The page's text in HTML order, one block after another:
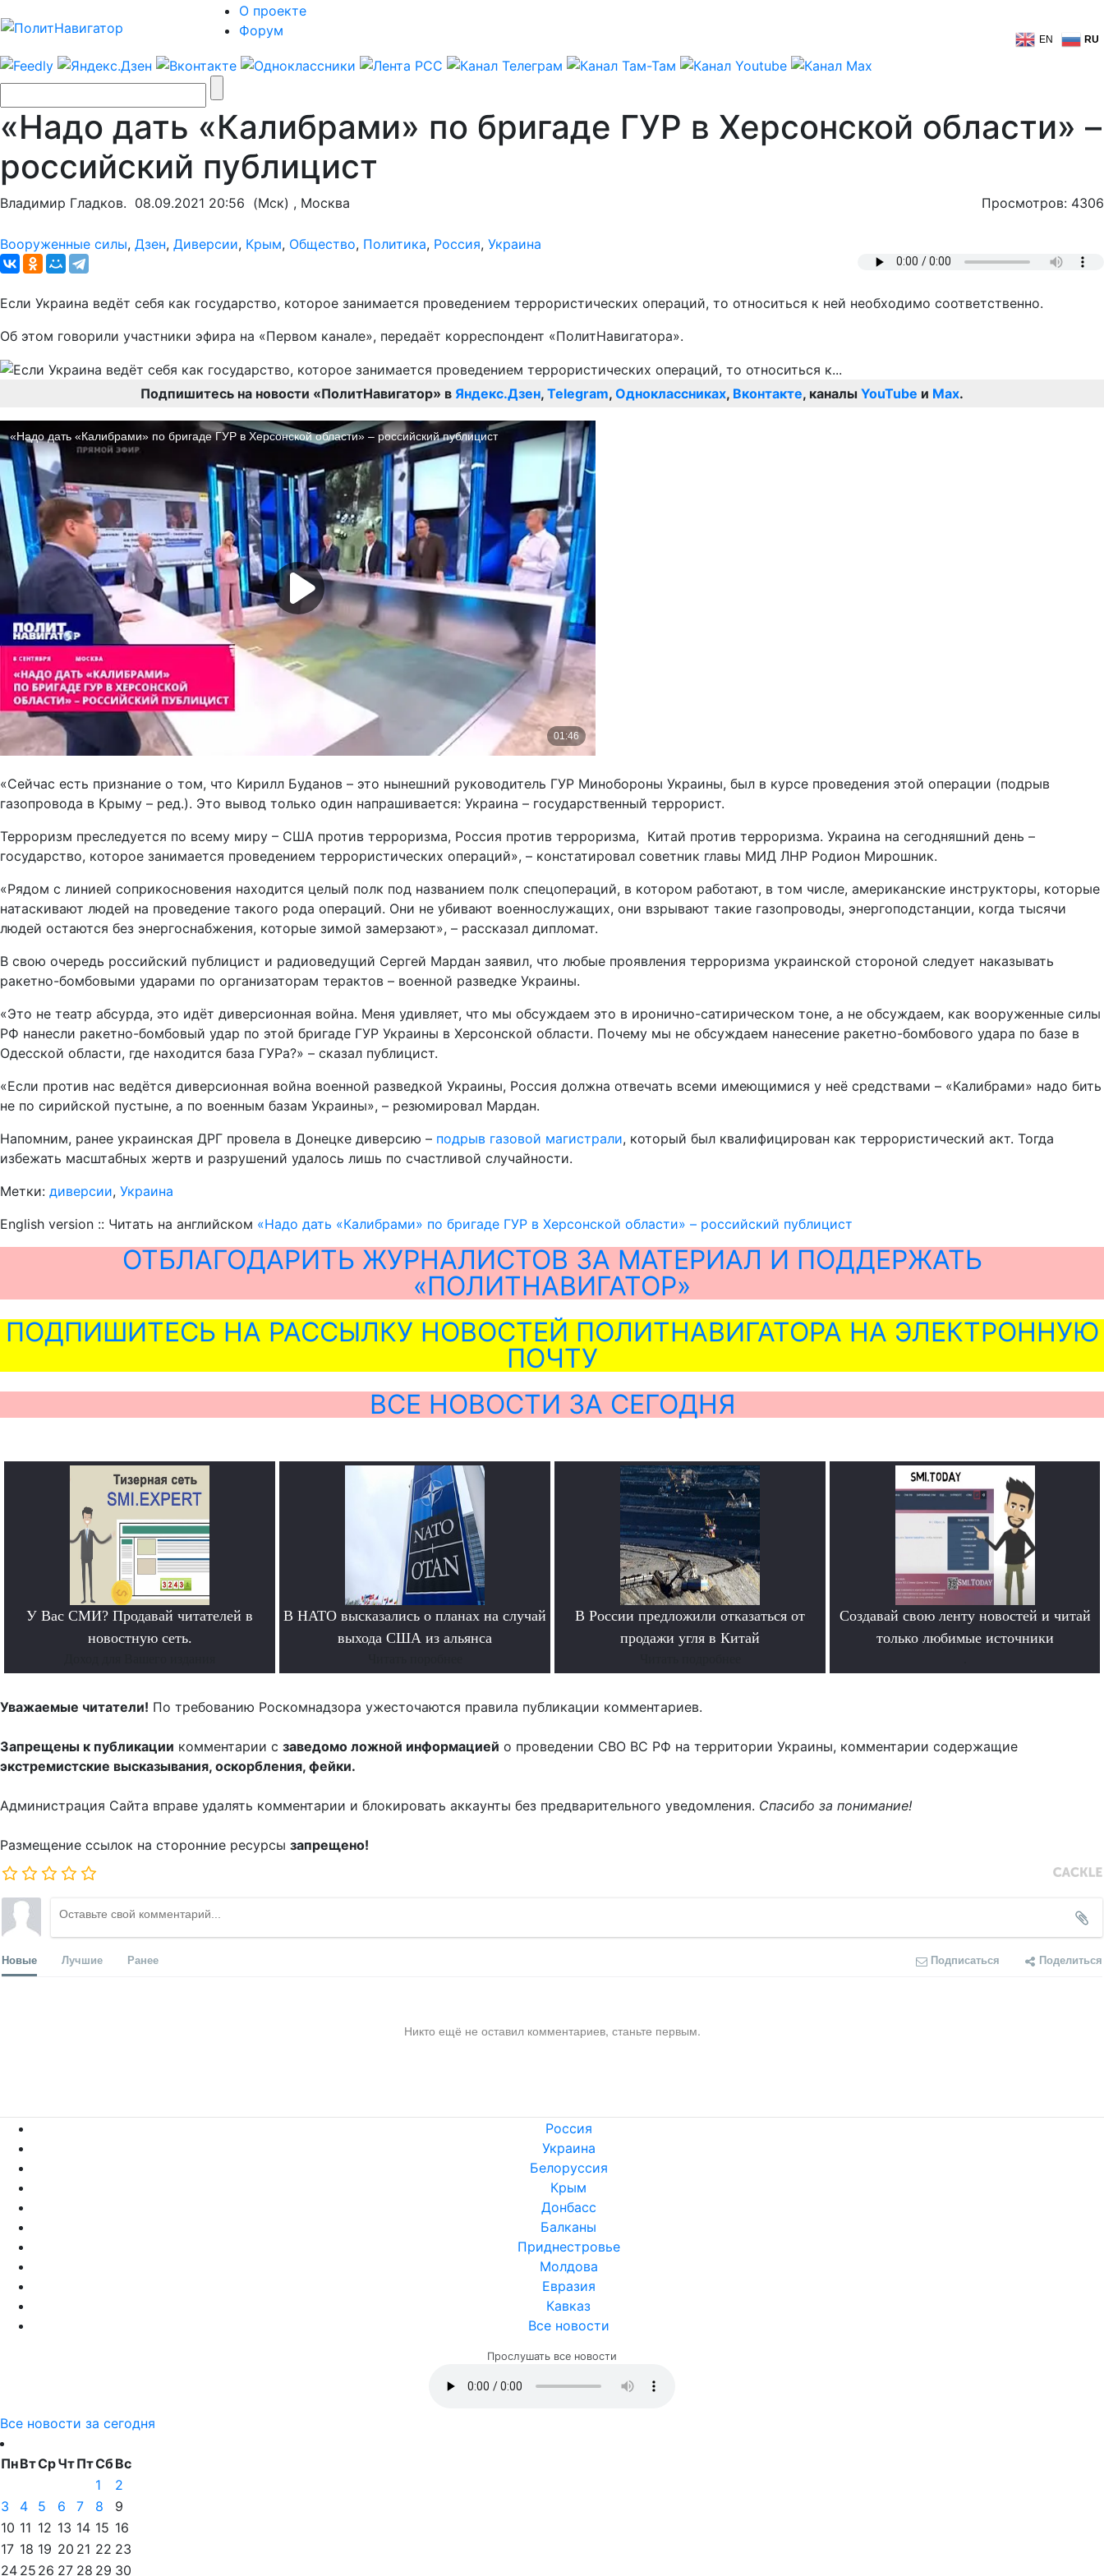
О проекте
Форум
EN RU
«Надо дать «Калибрами» по бригаде ГУР в Херсонской области» –
российский публицист
Владимир Гладков. 08.09.2021 20:56 (Мск) , Москва Просмотров: 4306
Вооруженные силы, Дзен, Диверсии, Крым, Общество, Политика, Россия, Украина
Если Украина ведёт себя как государство, которое занимается проведением террористических операций, то относиться к ней необходимо соответственно.
Об этом говорили участники эфира на «Первом канале», передаёт корреспондент «ПолитНавигатора».
Подпишитесь на новости «ПолитНавигатор» в Яндекс.Дзен, Telegram, Одноклассниках, Вконтакте, каналы YouTube и Max.
«Сейчас есть признание о том, что Кирилл Буданов – это нынешний руководитель ГУР Минобороны Украины, был в курсе проведения этой операции (подрыв
газопровода в Крыму – ред.). Это вывод только один напрашивается: Украина – государственный террорист.
Терроризм преследуется по всему миру – США против терроризма, Россия против терроризма, Китай против терроризма. Украина на сегодняшний день –
государство, которое занимается проведением террористических операций», – констатировал советник главы МИД ЛНР Родион Мирошник.
«Рядом с линией соприкосновения находится целый полк под названием полк спецопераций, в котором работают, в том числе, американские инструкторы, которые
натаскивают людей на проведение такого рода операций. Они не убивают военнослужащих, они взрывают такие газопроводы, энергоподстанции, когда тысячи
людей остаются без энергоснабжения, которые зимой замерзают», – рассказал дипломат.
В свою очередь российский публицист и радиоведущий Сергей Мардан заявил, что любые проявления терроризма украинской стороной следует наказывать
ракетно-бомбовыми ударами по организаторам терактов – военной разведке Украины.
«Это не театр абсурда, это идёт диверсионная война. Меня удивляет, что мы обсуждаем это в иронично-сатирическом тоне, а не обсуждаем, как вооруженные силы
РФ нанесли ракетно-бомбовый удар по этой бригаде ГУР Украины в Херсонской области. Почему мы не обсуждаем нанесение ракетно-бомбового удара по базе в
Одесской области, где находится база ГУРа?» – сказал публицист.
«Если против нас ведётся диверсионная война военной разведкой Украины, Россия должна отвечать всеми имеющимися у неё средствами – «Калибрами» надо бить
не по сирийской пустыне, а по военным базам Украины», – резюмировал Мардан.
Напомним, ранее украинская ДРГ провела в Донецке диверсию – подрыв газовой магистрали, который был квалифицирован как террористический акт. Тогда
избежать масштабных жертв и разрушений удалось лишь по счастливой случайности.
Метки: диверсии, Украина
English version :: Читать на английском «Надо дать «Калибрами» по бригаде ГУР в Херсонской области» – российский публицист
ОТБЛАГОДАРИТЬ ЖУРНАЛИСТОВ ЗА МАТЕРИАЛ И ПОДДЕРЖАТЬ
«ПОЛИТНАВИГАТОР»
ПОДПИШИТЕСЬ НА РАССЫЛКУ НОВОСТЕЙ ПОЛИТНАВИГАТОРА НА ЭЛЕКТРОННУЮ
ПОЧТУ
ВСЕ НОВОСТИ ЗА СЕГОДНЯ
У Вас СМИ? Продавай читателей в
новостную сеть.
В НАТО высказались о планах на случай
выхода США из альянса
В России предложили отказаться от
продажи угля в Китай
Создавай свою ленту новостей и читай
только любимые источники
Уважаемые читатели! По требованию Роскомнадзора ужесточаются правила публикации комментариев.
Запрещены к публикации комментарии с заведомо ложной информацией о проведении СВО ВС РФ на территории Украины, комментарии содержащие
экстремистские высказывания, оскорбления, фейки.
Администрация Сайта вправе удалять комментарии и блокировать аккаунты без предварительного уведомления. Спасибо за понимание!
Размещение ссылок на сторонние ресурсы запрещено!
Новые Лучшие Ранее Подписаться Поделиться
Никто ещё не оставил комментариев, станьте первым.
Россия
Украина
Белоруссия
Крым
Донбасс
Балканы
Приднестровье
Молдова
Евразия
Кавказ
Все новости
Прослушать все новости
Все новости за сегодня
ПнВтСрЧтПтСбВс
1
2
3
4 5 6 7 8
9
10 11 12 13 14 15 16
17 18 19 20 21 22 23
24 25 26 27 28 29 30